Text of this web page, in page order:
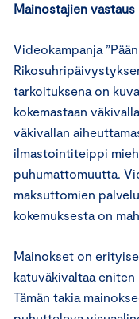
Mainostajien vastaus
Videokampanja
tarkoituksena on
kokemastaan
väkivallan
ilmastointiteippi
puhumattomuutta.
maksuttomien
kokemuksesta on
Mainokset on
katuväkivaltaa
Tämän takia